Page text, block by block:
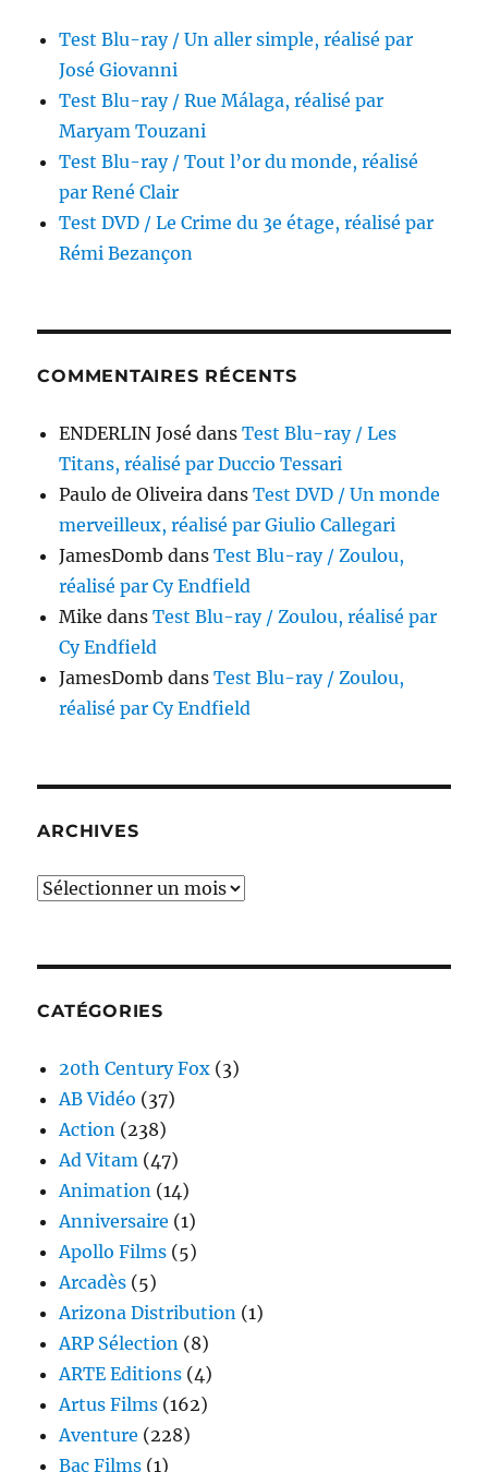
Test Blu-ray / Un aller simple, réalisé par
José Giovanni
Test Blu-ray / Rue Málaga, réalisé par
Maryam Touzani
Test Blu-ray / Tout l’or du monde, réalisé
par René Clair
Test DVD / Le Crime du 3e étage, réalisé par
Rémi Bezançon
COMMENTAIRES RÉCENTS
ENDERLIN José dansTest Blu-ray / Les
Titans, réalisé par Duccio Tessari
Paulo de Oliveira dansTest DVD / Un monde
merveilleux, réalisé par Giulio Callegari
JamesDomb dansTest Blu-ray / Zoulou,
réalisé par Cy Endfield
Mike dansTest Blu-ray / Zoulou, réalisé par
Cy Endfield
JamesDomb dansTest Blu-ray / Zoulou,
réalisé par Cy Endfield
ARCHIVES
Archives
CATÉGORIES
20th Century Fox (3)
AB Vidéo (37)
Action (238)
Ad Vitam (47)
Animation (14)
Anniversaire (1)
Apollo Films (5)
Arcadès (5)
Arizona Distribution (1)
ARP Sélection (8)
ARTE Editions (4)
Artus Films (162)
Aventure (228)
Bac Films (1)